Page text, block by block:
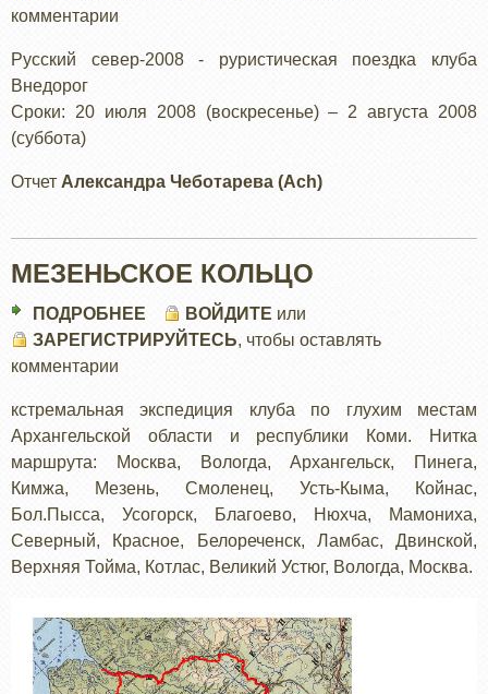
ОТЧЕТ
А
комментарии
Русский север-2008 - руристическая поездка клуба
Внедорог
Сроки: 20 июля 2008 (воскресенье) – 2 августа 2008
(суббота)
Отчет Александра Чеботарева (Ach)
МЕЗЕНЬСКОЕ КОЛЬЦО
ПОДРОБНЕЕ
МЕЗЕНЬСКОЕ
ВОЙДИТЕ или
ЗАРЕГИСТРИРУЙТЕСЬ, чтобы оставлять
комментарии
кстремальная экспедиция клуба по глухим местам
Архангельской области и республики Коми. Нитка
маршрута: Москва, Вологда, Архангельск, Пинега,
Кимжа, Мезень, Смоленец, Усть-Кыма, Койнас,
Бол.Пысса, Усогорск, Благоево, Нюхча, Мамониха,
Северный, Красное, Белореченск, Ламбас, Двинской,
Верхняя Тойма, Котлас, Великий Устюг, Вологда, Москва.